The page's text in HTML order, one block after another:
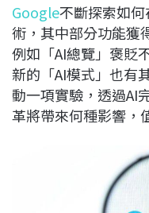
b
o
o
k
a
d
s
I
Google不斷探索如
術，其中部分功能獲
例如「AI總覽」褒貶
新的「AI模式」也有
動一項實驗，透過AI
革將帶來何種影響，